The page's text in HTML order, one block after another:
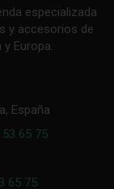
especializada
y accesorios de
Europa.
España
53 65 75
65 75